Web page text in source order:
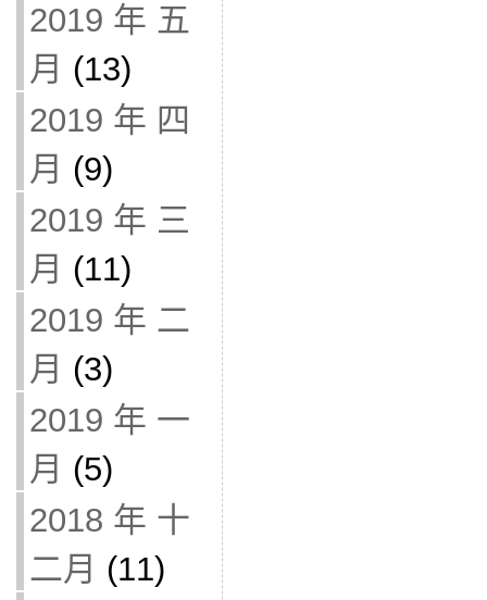
2019 年 五
月 (13)
2019 年 四
月 (9)
2019 年 三
月 (11)
2019 年 二
月 (3)
2019 年 一
月 (5)
2018 年 十
二月 (11)